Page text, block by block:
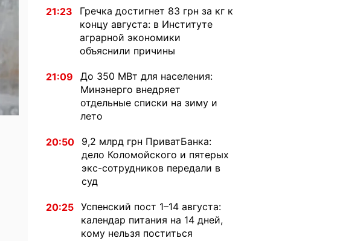
21:23
Гречка достигнет 83 грн за кг к
концу августа: в Институте
аграрной экономики
объяснили причины
21:09
До 350 МВт для населения:
Минэнерго внедряет
отдельные списки на зиму и
лето
20:50
9,2 млрд грн ПриватБанка:
дело Коломойского и пятерых
экс-сотрудников передали в
суд
20:25 Успенский пост 1–14 августа:
календар питания на 14 дней,
кому нельзя поститься